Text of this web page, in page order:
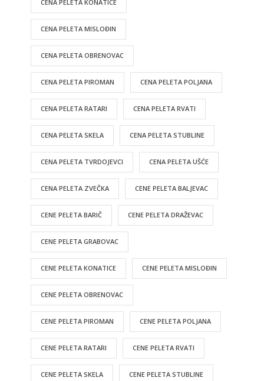
CENA PELETA KONATICE
CENA PELETA MISLOĐIN
CENA PELETA OBRENOVAC
CENA PELETA PIROMAN CENA PELETA POLJANA
CENA PELETA RATARI CENA PELETA RVATI
CENA PELETA SKELA CENA PELETA STUBLINE
CENA PELETA TVRDOJEVCI CENA PELETA UŠĆE
CENA PELETA ZVEČKA CENE PELETA BALJEVAC
CENE PELETA BARIČ CENE PELETA DRAŽEVAC
CENE PELETA GRABOVAC
CENE PELETA KONATICE CENE PELETA MISLOĐIN
CENE PELETA OBRENOVAC
CENE PELETA PIROMAN CENE PELETA POLJANA
CENE PELETA RATARI CENE PELETA RVATI
CENE PELETA SKELA CENE PELETA STUBLINE